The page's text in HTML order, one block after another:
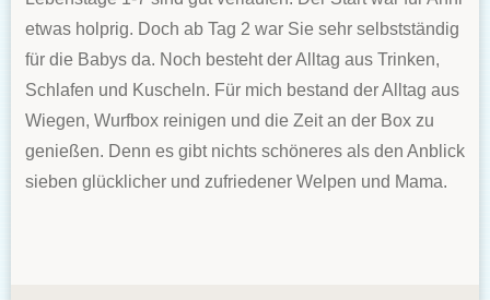
etwas holprig. Doch ab Tag 2 war Sie sehr selbstständig
für die Babys da. Noch besteht der Alltag aus Trinken,
Schlafen und Kuscheln. Für mich bestand der Alltag aus
Wiegen, Wurfbox reinigen und die Zeit an der Box zu
genießen. Denn es gibt nichts schöneres als den Anblick
sieben glücklicher und zufriedener Welpen und Mama.